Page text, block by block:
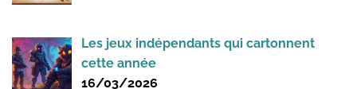
Les jeux indépendants qui cartonnent
cette année
16/03/2026